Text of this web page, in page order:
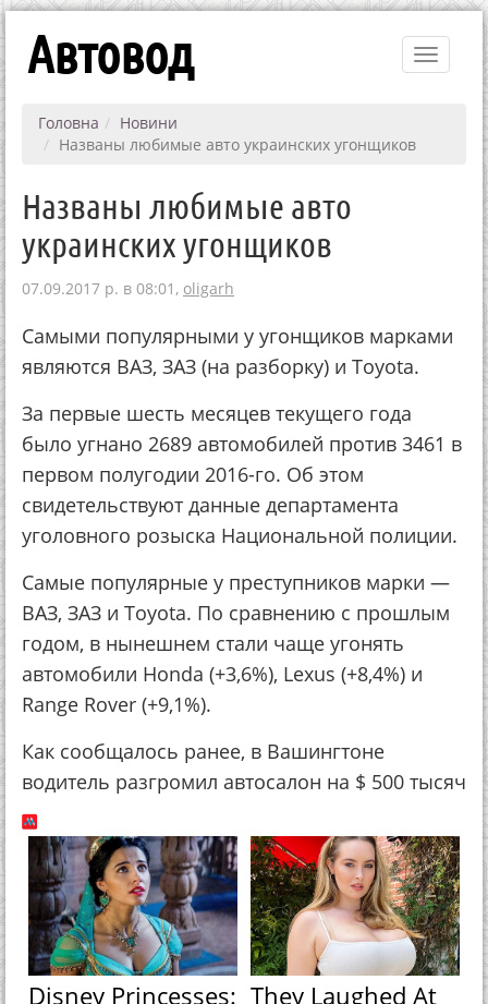
Toggle
Автовод
Головна
Новини
Названы любимые авто украинских угонщиков
Названы любимые авто
украинских угонщиков
07.09.2017 р. в 08:01, oligarh
Самыми популярными у угонщиков марками
являются ВАЗ, ЗАЗ (на разборку) и Toyota.
За первые шесть месяцев текущего года
было угнано 2689 автомобилей против 3461 в
первом полугодии 2016-го. Об этом
свидетельствуют данные департамента
уголовного розыска Национальной полиции.
Самые популярные у преступников марки —
ВАЗ, ЗАЗ и Toyota. По сравнению с прошлым
годом, в нынешнем стали чаще угонять
автомобили Honda (+3,6%), Lexus (+8,4%) и
Range Rover (+9,1%).
Как сообщалось ранее, в Вашингтоне
водитель разгромил автосалон на $ 500 тысяч
Disney Princesses: They Laughed At